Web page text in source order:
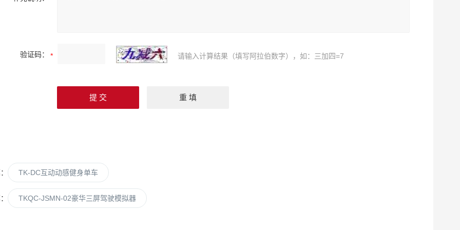
验证码： 请输入计算结果（填写阿拉伯数字），如：三加四=7
TK-DC互动动感健身单车
TKQC-JSMN-02豪华三屏驾驶模拟器